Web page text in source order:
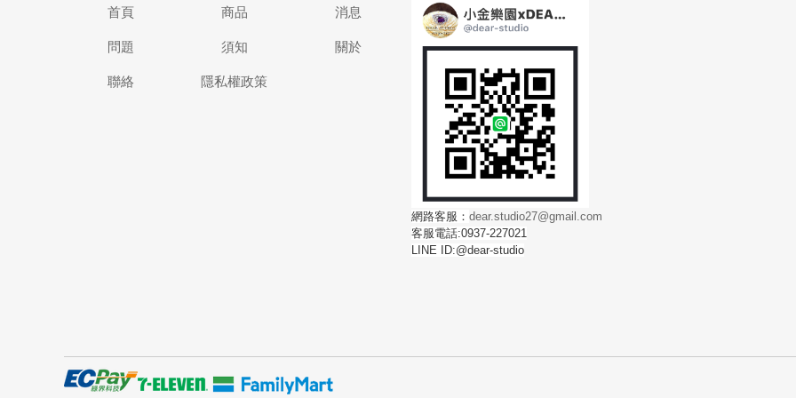
首頁 商品 消息
問題 須知 關於
聯絡 隱私權政策
網路客服： dear.studio27@gmail.com
客服電話:0937-227021
LINE ID:@dear-studio